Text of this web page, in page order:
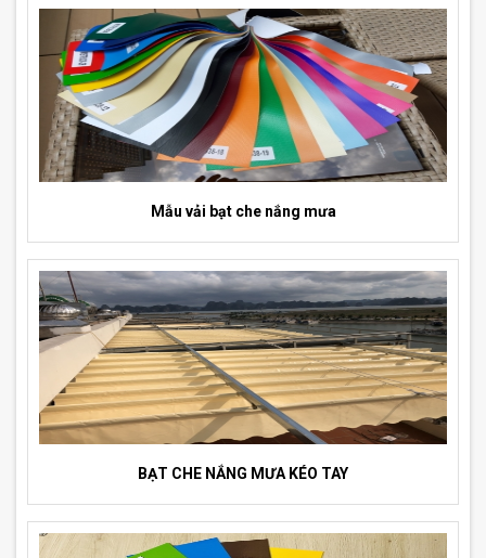
Mẫu vải bạt che nắng mưa
BẠT CHE NẮNG MƯA KÉO TAY